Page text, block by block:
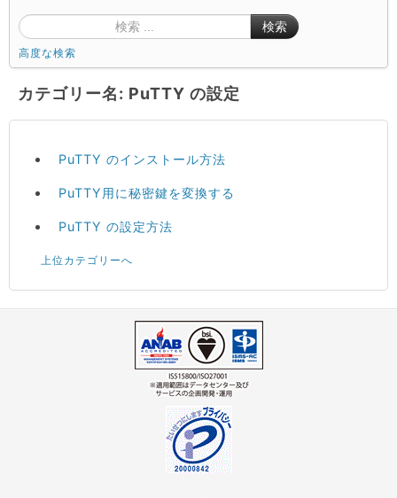
検索
高度な検索
カテゴリー名: PuTTY の設定
PuTTY のインストール方法
PuTTY用に秘密鍵を変換する
PuTTY の設定方法
上位カテゴリーへ